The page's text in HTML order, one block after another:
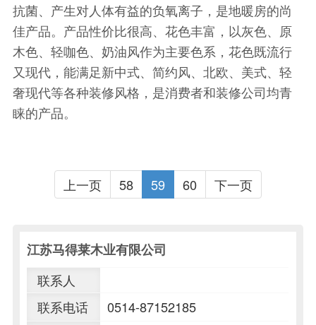
抗菌、产生对人体有益的负氧离子，是地暖房的尚
佳产品。产品性价比很高、花色丰富，以灰色、原
木色、轻咖色、奶油风作为主要色系，花色既流行
又现代，能满足新中式、简约风、北欧、美式、轻
奢现代等各种装修风格，是消费者和装修公司均青
睐的产品。
上一页 58 59 60 下一页
江苏马得莱木业有限公司
联系人
联系电话
0514-87152185